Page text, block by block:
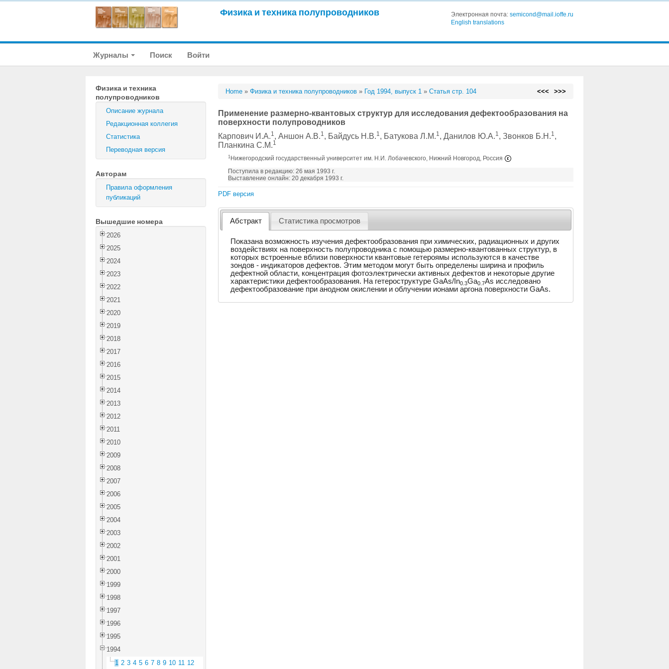
Физика и техника полупроводников Электронная почта: semicond@mail.ioffe.ru
English translations
Журналы Поиск Войти
Физика и техника
полупроводников
Описание журнала
Редакционная коллегия
Статистика
Переводная версия
Авторам
Правила оформления
публикаций
Вышедшие номера
2026
2025
2024
2023
2022
2021
2020
2019
2018
2017
2016
2015
2014
2013
2012
2011
2010
2009
2008
2007
2006
2005
2004
2003
2002
2001
2000
1999
1998
1997
1996
1995
1994
1 2 3 4 5 6 7 8 9 10 11 12
Home »Физика и техника полупроводников » Год 1994, выпуск 1 »Статья стр. 104 <<< >>>
Применение размерно-квантовых структур для исследования дефектообразования на
поверхности полупроводников
Карпович И.А.1, Аншон А.В.1, Байдусь Н.В.1, Батукова Л.М.1, Данилов Ю.А.1, Звонков Б.Н.1,
Планкина С.М.1
1 Нижегородский государственный университет им. Н.И. Лобачевского, Нижний Новгород, Россия
Поступила в редакцию: 26 мая 1993 г.
Выставление онлайн: 20 декабря 1993 г.
PDF версия
Абстракт Статистика просмотров
Показана возможность изучения дефектообразования при химических, радиационных и других
воздействиях на поверхность полупроводника с помощью размерно-квантованных структур, в
которых встроенные вблизи поверхности квантовые гетероямы используются в качестве
зондов - индикаторов дефектов. Этим методом могут быть определены ширина и профиль
дефектной области, концентрация фотоэлектрически активных дефектов и некоторые другие
характеристики дефектообразования. На гетероструктуре GaAs/In0.3Ga0.7As исследовано
дефектообразование при анодном окислении и облучении ионами аргона поверхности GaAs.